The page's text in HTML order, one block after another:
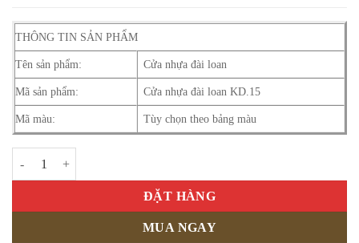
THÔNG TIN SẢN PHẨM
Tên sản phẩm: Cửa nhựa đài loan
Mã sản phẩm: Cửa nhựa đài loan KD.15
Mã màu: Tùy chọn theo bảng màu
ĐẶT HÀNG
MUA NGAY